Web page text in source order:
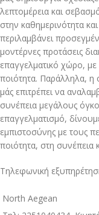
λεπτομέρεια και
στην καθημερινότητα
περιλαμβάνει
μοντέρνες προτάσεις
επαγγελματικό χώρο, με
ποιότητα. Παράλληλα,
μάς επιτρέπει να
συνέπεια μεγάλους
επαγγελματισμό,
εμπιστοσύνης με τους
ποιότητα, στη συνέπεια
Τηλεφωνική
North Aegean